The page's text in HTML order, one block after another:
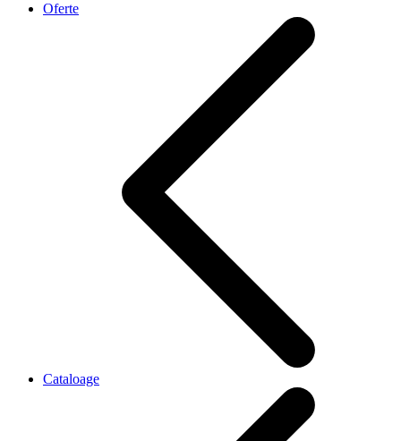
Oferte
Cataloage